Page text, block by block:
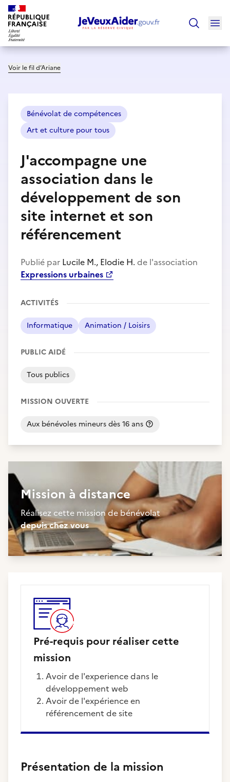
Voir le fil d’Ariane
Bénévolat de compétences
Art et culture pour tous
J'accompagne une
association dans le
développement de son
site internet et son
référencement
Publié par Lucile M., Elodie H. de l'association
Expressions urbaines
ACTIVITÉS
Informatique Animation / Loisirs
PUBLIC AIDÉ
Tous publics
MISSION OUVERTE
Aux bénévoles mineurs dès 16 ans
Mission à distance
Réalisez cette mission de bénévolat
depuis chez vous
Pré-requis pour réaliser cette
mission
Avoir de l'experience dans le
développement web
Avoir de l'expérience en
référencement de site
Présentation de la mission